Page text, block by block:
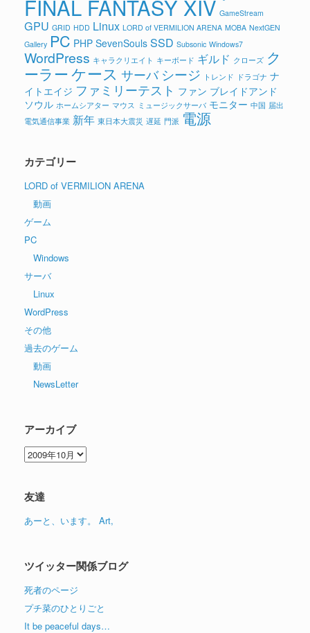
FINAL FANTASY XIV GameStream
GPU GRID HDD Linux LORD of VERMILION ARENA MOBA NextGEN
Gallery PC PHP SevenSouls SSD Subsonic Windows7
WordPress キャラクリエイト キーボード ギルド クローズ ク
ーラーケース サーバ シージ トレンド ドラゴナ ナ
イトエイジ ファミリーテスト ファン ブレイドアンド
ソウル ホームシアター マウス ミュージックサーバ モニター 中国 届出
電気通信事業 新年 東日本大震災 遅延 門派 電源
カテゴリー
LORD of VERMILION ARENA
動画
ゲーム
PC
Windows
サーバ
Linux
WordPress
その他
過去のゲーム
動画
NewsLetter
アーカイブ
ア
ー
イ
ブ
友達
あーと、います。 Art,
ツイッター関係ブログ
死者のページ
プチ菜のひとりごと
It be peaceful days…